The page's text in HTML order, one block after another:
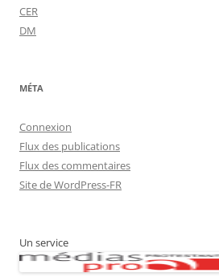
CER
DM
MÉTA
Connexion
Flux des publications
Flux des commentaires
Site de WordPress-FR
Un service